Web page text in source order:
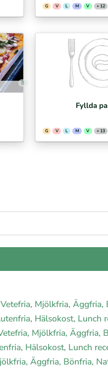
G V L M V + 12
8
Fyllda
G V L M V + 13
Mjölkfria, Äggfria,
Hälsokost, Lunch
Mjölkfria, Äggfria,
Hälsokost, Lunch
Äggfria, Bönfria,